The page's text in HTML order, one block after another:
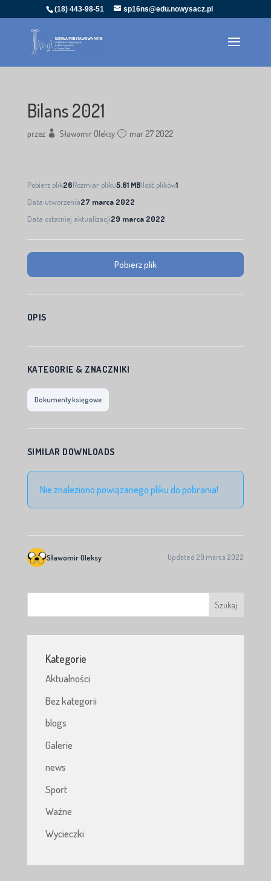
(18) 443-98-51 sp16ns@edu.nowysacz.pl
Bilans 2021
przez Sławomir Oleksy mar 27 2022
Pobierz plik26Rozmiar pliku5.61 MBIlość plików1
Data utworzenia27 marca 2022
Data ostatniej aktualizacji29 marca 2022
Pobierz plik
OPIS
KATEGORIE & ZNACZNIKI
Dokumenty księgowe
SIMILAR DOWNLOADS
Nie znaleziono powiązanego pliku do pobrania!
Sławomir Oleksy Updated 29 marca 2022
Kategorie
Aktualności
Bez kategorii
blogs
Galerie
news
Sport
Ważne
Wycieczki